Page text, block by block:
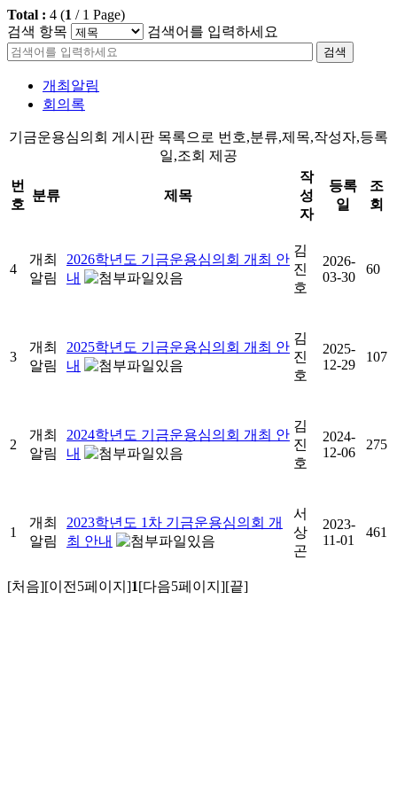
Total : 4 (1 / 1 Page)
검색 항목
검색어를 입력하세요
검색
개최알림
회의록
기금운용심의회 게시판 목록으로 번호,분류,제목,작성자,등록
일,조회 제공
번
호
분류 제목
작
성
자
등록
일
조
회
4
개최
알림
2026학년도 기금운용심의회 개최 안
내
김
진
호
2026-
03-30
60
3
개최
알림
2025학년도 기금운용심의회 개최 안
내
김
진
호
2025-
12-29
107
2
개최
알림
2024학년도 기금운용심의회 개최 안
내
김
진
호
2024-
12-06
275
1
개최
알림
2023학년도 1차 기금운용심의회 개
최 안내
서
상
곤
2023-
11-01
461
[처음][이전5페이지]1[다음5페이지][끝]